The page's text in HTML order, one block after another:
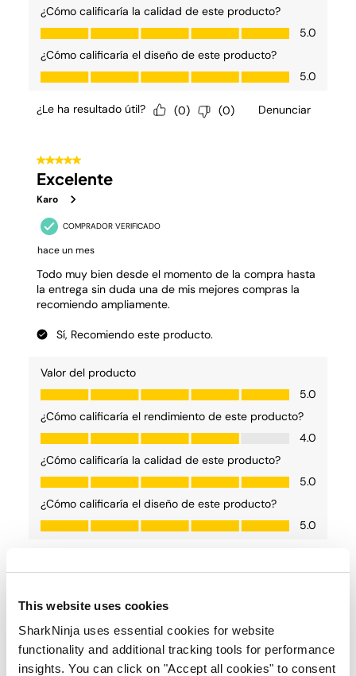
This website uses cookies
SharkNinja uses essential cookies for website
functionality and additional tracking tools for performance
insights. You can click on "Accept all cookies" to consent